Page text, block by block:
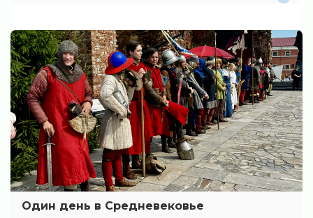
Один день в Средневековье